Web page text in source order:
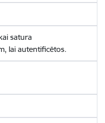
satura
lai autentificētos.